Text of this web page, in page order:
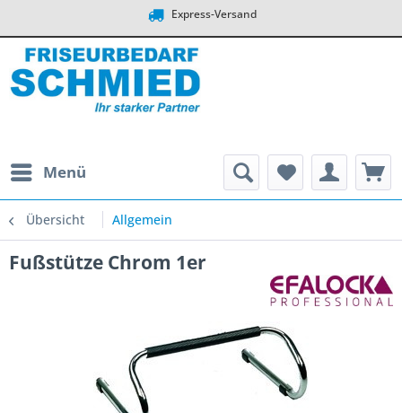
Express-Versand
Menü
Übersicht Allgemein
Fußstütze Chrom 1er